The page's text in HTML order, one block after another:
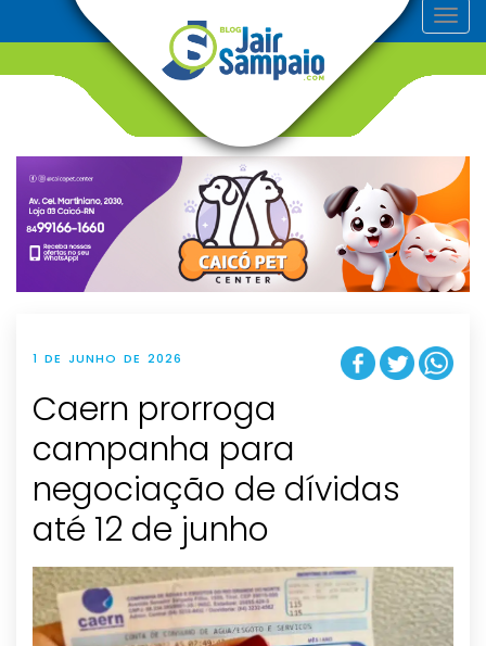
T
o
v
g
t
i
o
n
1 DE JUNHO DE 2026
Caern prorroga
campanha para
negociação de dívidas
até 12 de junho